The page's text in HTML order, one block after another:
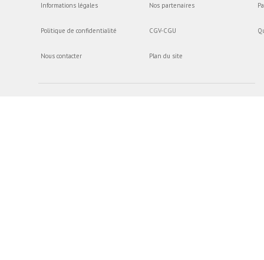
Informations légales
Politique de confidentialité
Nous contacter
Nos partenaires
CGV-CGU
Plan du site